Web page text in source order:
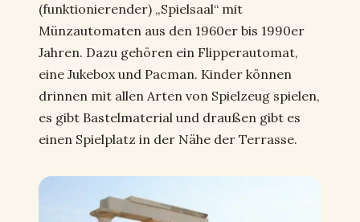
(funktionierender) „Spielsaal“ mit
Münzautomaten aus den 1960er bis 1990er
Jahren. Dazu gehören ein Flipperautomat,
eine Jukebox und Pacman. Kinder können
drinnen mit allen Arten von Spielzeug spielen,
es gibt Bastelmaterial und draußen gibt es
einen Spielplatz in der Nähe der Terrasse.